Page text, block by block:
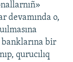
devamında o,
bir
qurucılıq